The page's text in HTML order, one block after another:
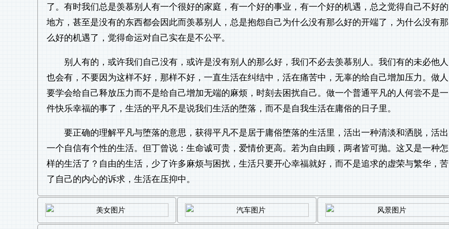
了。有时我们总是羡慕别人有一个很好的家庭，有一个好的事业，有一个好的机遇，总之觉得自己不好的
地方，甚至是没有的东西都会因此而羡慕别人，总是抱怨自己为什么没有那么好的开端了，为什么没有那
么好的机遇了，觉得命运对自己实在是不公平。
别人有的，或许我们自己没有，或许是没有别人的那么好，我们不必去羡慕别人。我们有的未必他人
也会有，不要因为这样不好，那样不好，一直生活在纠结中，活在痛苦中，无辜的给自己增加压力。做人
要学会给自己释放压力而不是给自己增加无端的麻烦，时刻去困扰自己。做一个普通平凡的人何尝不是一
件快乐幸福的事了，生活的平凡不是说我们生活的堕落，而不是自我生活在庸俗的日子里。
要正确的理解平凡与堕落的意思，获得平凡不是居于庸俗堕落的生活里，活出一种清淡和洒脱，活出
一个自信有个性的生活。但丁曾说：生命诚可贵，爱情价更高。若为自由顾，两者皆可抛。这又是一种怎
样的生活了？自由的生活，少了许多麻烦与困扰，生活只要开心幸福就好，而不是追求的虚荣与繁华，苦
了自己的内心的诉求，生活在压抑中。